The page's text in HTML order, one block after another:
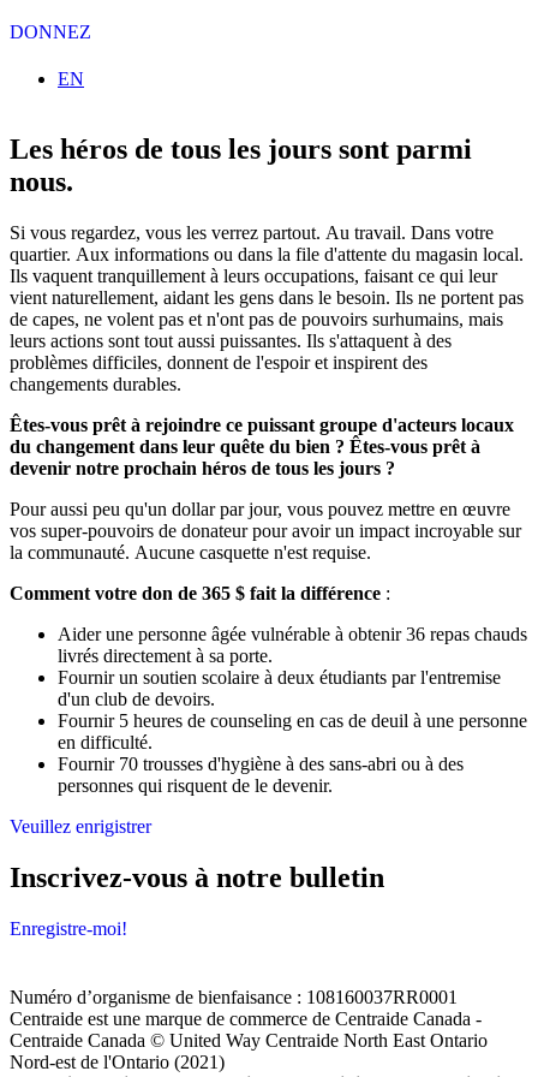
DONNEZ
Sélectionnez votre langue
EN
Les héros de tous les jours sont parmi
nous.
Si vous regardez, vous les verrez partout. Au travail. Dans votre
quartier. Aux informations ou dans la file d'attente du magasin local.
Ils vaquent tranquillement à leurs occupations, faisant ce qui leur
vient naturellement, aidant les gens dans le besoin. Ils ne portent pas
de capes, ne volent pas et n'ont pas de pouvoirs surhumains, mais
leurs actions sont tout aussi puissantes. Ils s'attaquent à des
problèmes difficiles, donnent de l'espoir et inspirent des
changements durables.
Êtes-vous prêt à rejoindre ce puissant groupe d'acteurs locaux
du changement dans leur quête du bien ? Êtes-vous prêt à
devenir notre prochain héros de tous les jours ?
Pour aussi peu qu'un dollar par jour, vous pouvez mettre en œuvre
vos super-pouvoirs de donateur pour avoir un impact incroyable sur
la communauté. Aucune casquette n'est requise.
Comment votre don de 365 $ fait la différence :
Aider une personne âgée vulnérable à obtenir 36 repas chauds
livrés directement à sa porte.
Fournir un soutien scolaire à deux étudiants par l'entremise
d'un club de devoirs.
Fournir 5 heures de counseling en cas de deuil à une personne
en difficulté.
Fournir 70 trousses d'hygiène à des sans-abri ou à des
personnes qui risquent de le devenir.
Veuillez enrigistrer
Inscrivez-vous à notre bulletin
Enregistre-moi!
Numéro d’organisme de bienfaisance : 108160037RR0001
Centraide est une marque de commerce de Centraide Canada -
Centraide Canada © United Way Centraide North East Ontario
Nord-est de l'Ontario (2021)